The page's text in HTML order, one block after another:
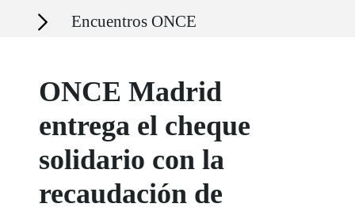
Secciones Encuentros ONCE
ONCE Madrid
entrega el cheque
solidario con la
recaudación de